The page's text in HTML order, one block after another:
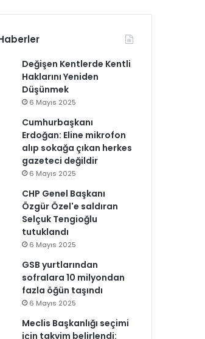
Değişen Kentlerde Kentli
Haklarını Yeniden
Düşünmek
6 Mayıs 2025
Cumhurbaşkanı
Erdoğan: Eline mikrofon
alıp sokağa çıkan herkes
gazeteci değildir
6 Mayıs 2025
CHP Genel Başkanı
Özgür Özel'e saldıran
Selçuk Tengioğlu
tutuklandı
6 Mayıs 2025
GSB yurtlarından
sofralara 10 milyondan
fazla öğün taşındı
6 Mayıs 2025
Meclis Başkanlığı seçimi
için takvim belirlendi: